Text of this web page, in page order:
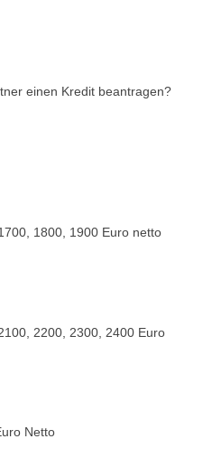
einen Kredit beantragen?
1800, 1900 Euro netto
2200, 2300, 2400 Euro
Netto